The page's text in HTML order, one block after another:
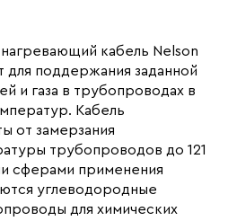
Nelson
Фторполимер
кабель Nelson
для поддержания заданной
и газа в трубопроводах в
Кабель
от замерзания
трубопроводов до 121
сферами применения
углеводородные
для химических